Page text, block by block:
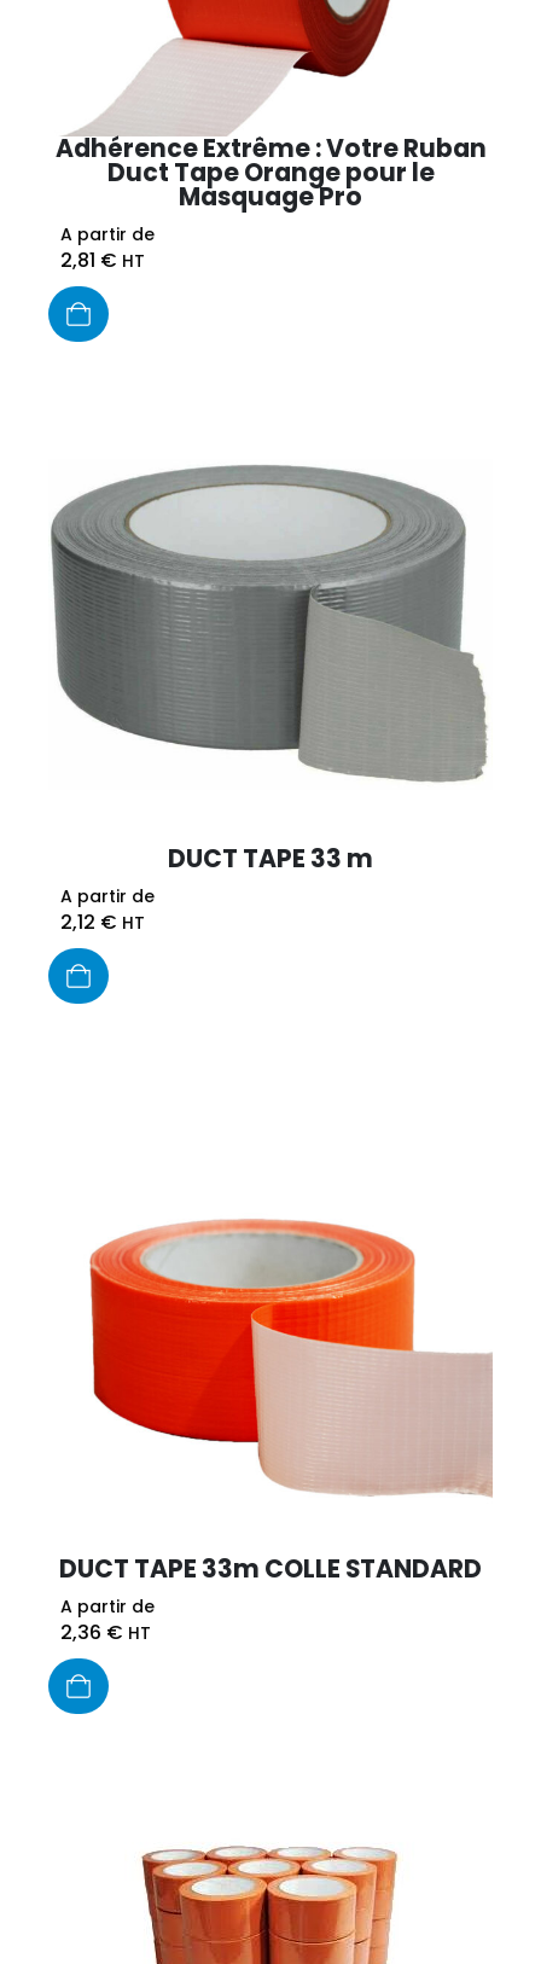
Adhérence Extrême : Votre Ruban
Duct Tape Orange pour le
Masquage Pro
A partir de
2,81 € HT
DUCT TAPE 33 m
A partir de
2,12 € HT
DUCT TAPE 33m COLLE STANDARD
A partir de
2,36 € HT